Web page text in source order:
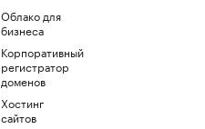
Облако для
бизнеса
Корпоративный
регистратор
доменов
Хостинг
сайтов